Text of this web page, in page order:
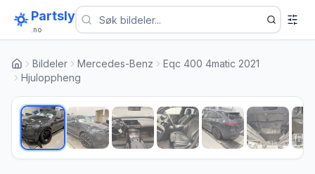
Partsly
.no
Bildeler Mercedes-Benz
Eqc 400 4matic 2021
Hjuloppheng